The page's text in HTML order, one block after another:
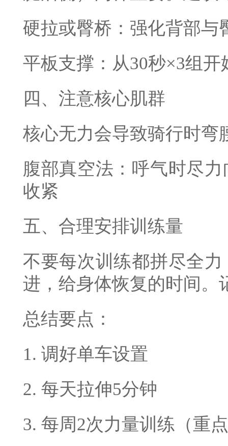
硬拉或臀桥：强化背部与
平板支撑：从30秒×3组开
四、注意核心肌群
核心无力会导致骑行时弯
腹部真空法：呼气时尽
收紧
五、合理安排训练量
不要每次训练都拼尽全
进，给身体恢复的时间。
总结要点：
1. 调好单车设置
2. 每天拉伸5分钟
3. 每周2次力量训练（重